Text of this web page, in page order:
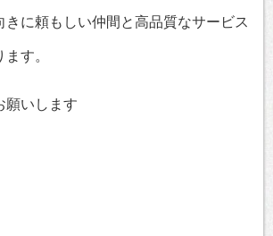
きに頼もしい仲間と高品質なサービス
す。
願いします